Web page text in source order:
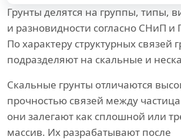
Грунты делятся на группы, типы,
и разновидности согласно СНиП и
По характеру структурных связей
подразделяют на скальные и
Скальные грунты отличаются
прочностью связей между
они залегают как сплошной или
массив. Их разрабатывают после